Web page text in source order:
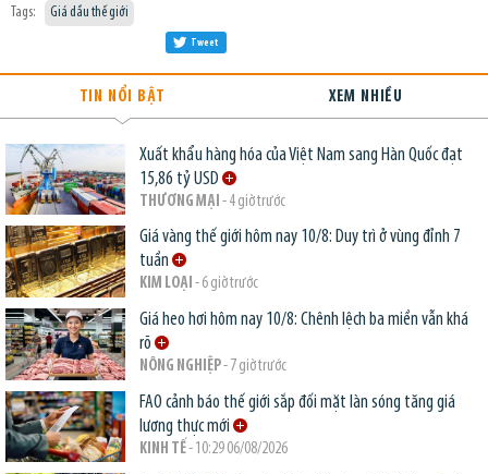
Tags: Giá dầu thế giới
Tweet
TIN NỔI BẬT XEM NHIỀU
Xuất khẩu hàng hóa của Việt Nam sang Hàn Quốc đạt
15,86 tỷ USD
THƯƠNG MẠI - 4 giờ trước
Giá vàng thế giới hôm nay 10/8: Duy trì ở vùng đỉnh 7
tuần
KIM LOẠI - 6 giờ trước
Giá heo hơi hôm nay 10/8: Chênh lệch ba miền vẫn khá
rõ
NÔNG NGHIỆP- 7 giờ trước
FAO cảnh báo thế giới sắp đối mặt làn sóng tăng giá
lương thực mới
KINH TẾ- 10:29 06/08/2026